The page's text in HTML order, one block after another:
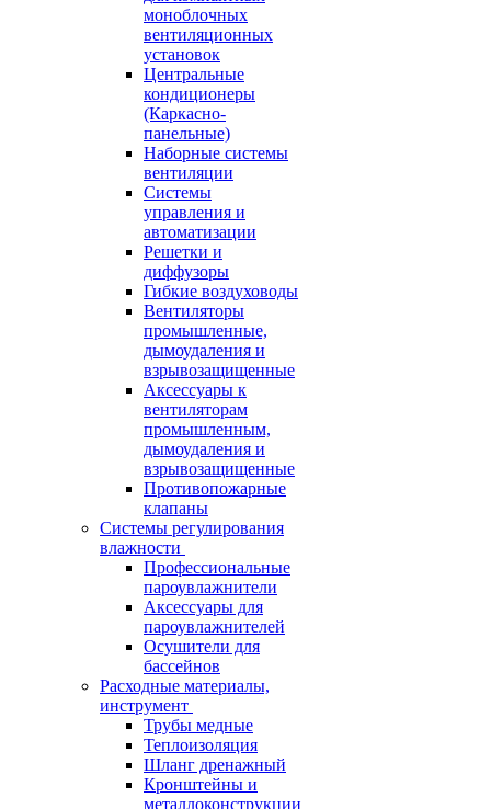
моноблочных
вентиляционных
установок
Центральные
кондиционеры
(Каркасно-
панельные)
Наборные системы
вентиляции
Системы
управления и
автоматизации
Решетки и
диффузоры
Гибкие воздуховоды
Вентиляторы
промышленные,
дымоудаления и
взрывозащищенные
Аксессуары к
вентиляторам
промышленным,
дымоудаления и
взрывозащищенные
Противопожарные
клапаны
Системы регулирования
влажности
Профессиональные
пароувлажнители
Аксессуары для
пароувлажнителей
Осушители для
бассейнов
Расходные материалы,
инструмент
Трубы медные
Теплоизоляция
Шланг дренажный
Кронштейны и
металлоконструкции